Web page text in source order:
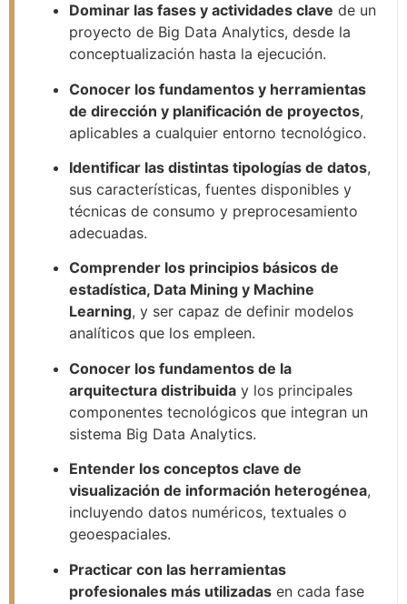
Dominar las fases y actividades clave de un
proyecto de Big Data Analytics, desde la
conceptualización hasta la ejecución.
Conocer los fundamentos y herramientas
de dirección y planificación de proyectos,
aplicables a cualquier entorno tecnológico.
Identificar las distintas tipologías de datos,
sus características, fuentes disponibles y
técnicas de consumo y preprocesamiento
adecuadas.
Comprender los principios básicos de
estadística, Data Mining y Machine
Learning, y ser capaz de definir modelos
analíticos que los empleen.
Conocer los fundamentos de la
arquitectura distribuida y los principales
componentes tecnológicos que integran un
sistema Big Data Analytics.
Entender los conceptos clave de
visualización de información heterogénea,
incluyendo datos numéricos, textuales o
geoespaciales.
Practicar con las herramientas
profesionales más utilizadas en cada fase